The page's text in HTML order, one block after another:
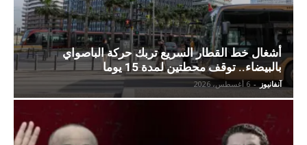
أشغال خط القطار السريع تربك حركة الباصواي
بالبيضاء.. توقف محطتين لمدة 15 يوما
آنفانيوز - 6 أغسطس، 2026